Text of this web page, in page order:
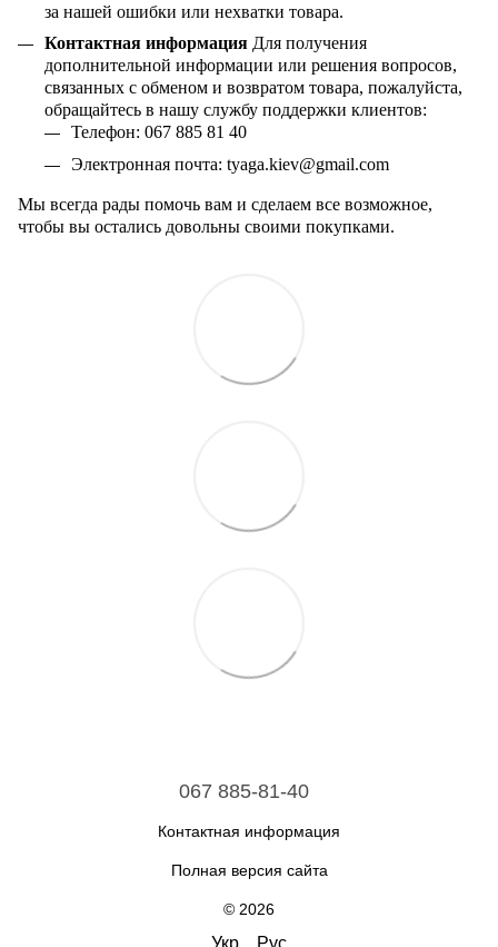
за нашей ошибки или нехватки товара.
Контактная информация Для получения
дополнительной информации или решения вопросов,
связанных с обменом и возвратом товара, пожалуйста,
обращайтесь в нашу службу поддержки клиентов:
Телефон: 067 885 81 40
Электронная почта: tyaga.kiev@gmail.com
Мы всегда рады помочь вам и сделаем все возможное,
чтобы вы остались довольны своими покупками.
067 885-81-40
Контактная информация
Полная версия сайта
© 2026
Укр Рус